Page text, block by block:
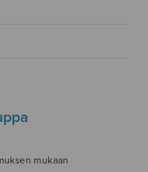
mukaan